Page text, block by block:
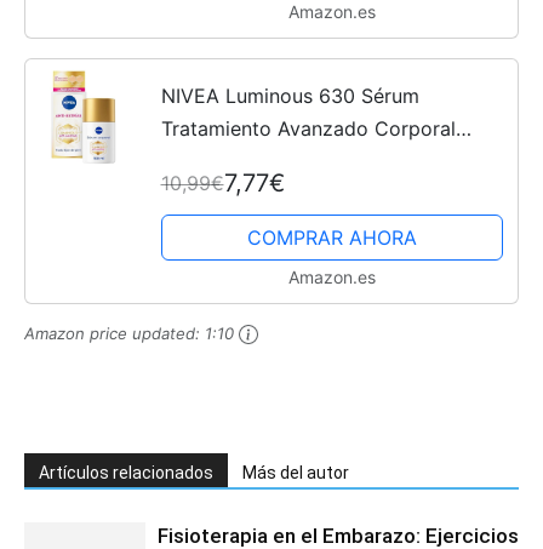
Amazon.es
NIVEA Luminous 630 Sérum
Tratamiento Avanzado Corporal
corporal para un tono de piel
uniforme, crema hidratante corporal
con...
10,99€7,77€
COMPRAR AHORA
Amazon.es
Amazon price updated: 1:10
Artículos relacionados Más del autor
Fisioterapia en el Embarazo: Ejercicios